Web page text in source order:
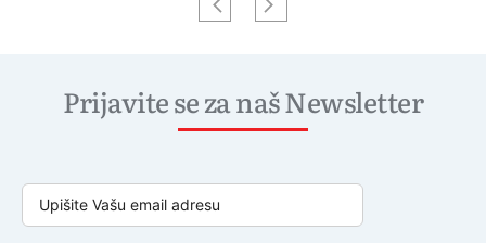
Prijavite se za naš Newsletter